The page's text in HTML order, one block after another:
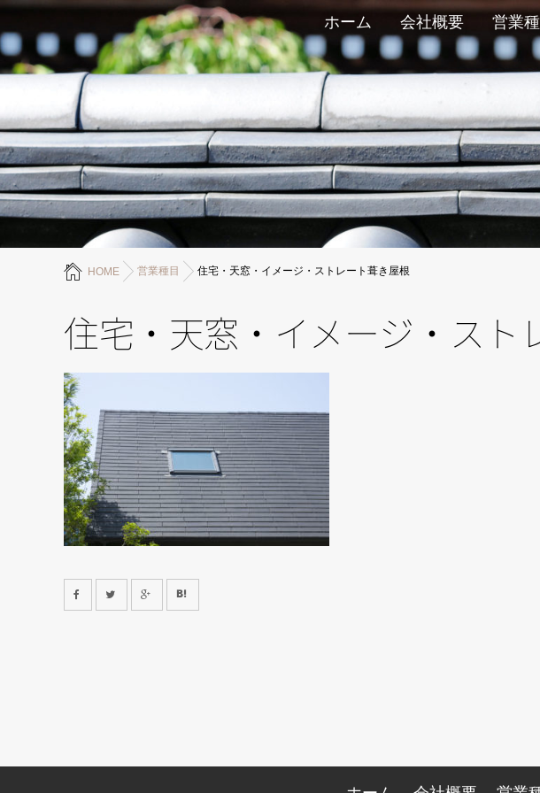
ホーム 会社概要 営業種
HOME 営業種目 住宅・天窓・イメージ・ストレート葺き屋根
住宅・天窓・イメージ・スト